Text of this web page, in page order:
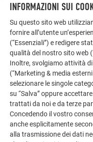
LASCIATI ISPIRARE
ALTRI OGGETTI
La galleria di
dell’alluminio.
soluzioni in alluminio
impianti solari e
INFORMAZIONI SUI
Su questo sito web
fornire all’utente
(“Essenziali”) e redigere
qualità del nostro sito web
Inoltre, svolgiamo attività
(“Marketing & media
selezionare le singole
su “Salva” oppure
trattati da noi e da terze
Concedendo il vostro
anche esplicitamente
alla trasmissione dei dati